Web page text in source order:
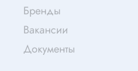
Бренды
Вакансии
Документы